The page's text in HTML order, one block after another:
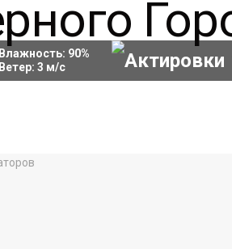
Влажность: 90%
Ветер: 3 м/с